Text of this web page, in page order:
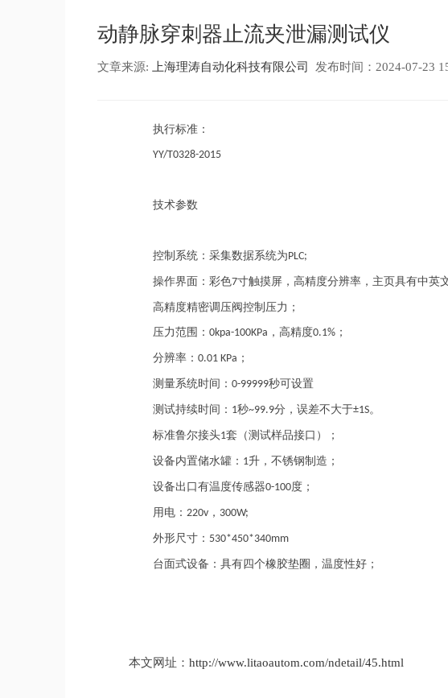
动静脉穿刺器止流夹泄漏测试仪
文章来源: 上海理涛自动化科技有限公司 发布时间：2024-07-23
执行标准：
YY/T0328-2015
技术参数
控制系统：采集数据系统为PLC;
操作界面：彩色7寸触摸屏，高精度分辨率，主页具有中英
高精度精密调压阀控制压力；
压力范围： 0kpa-100KPa ， 高精度0.1%；
分辨率： 0.01 KPa ；
测量系统时间 ： 0-99999秒可设置
测试持续时间： 1秒~99.9分，误差不大于±1S。
标准鲁尔接头1套（测试样品接口）；
设备内置储水罐： 1升，不锈钢制造；
设备出口有温度传感器0-100度；
用电： 220v， 300W;
外形尺寸： 530*450*340mm
台面式设备：具有四个橡胶垫圈，温度性好；
本文网址： http://www.litaoautom.com/ndetail/45.html